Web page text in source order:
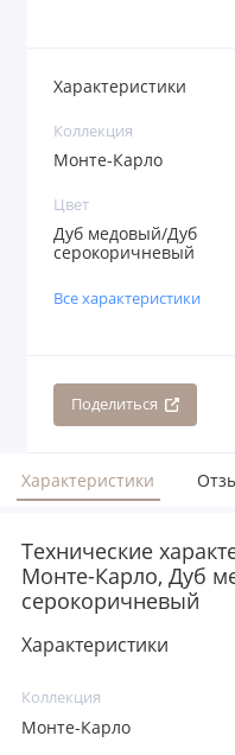
Характеристики
Коллекция
Монте-Карло
Цвет
Дуб медовый/Дуб
серокоричневый
Все характеристики
Поделиться
Характеристики
Технические
Монте-Карло, Дуб
серокоричневый
Характеристики
Коллекция
Монте-Карло